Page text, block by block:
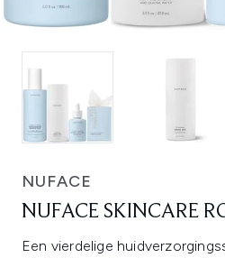
NUFACE
NUFACE SKINCARE
Een vierdelige